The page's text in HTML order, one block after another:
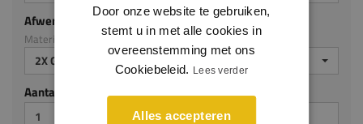
Afwerking
Materiaal: MDF v313
2X GEGROND
Aantal stuks
Door onze website te gebruiken,
stemt u in met alle cookies in
overeenstemming met ons
Cookiebeleid. Lees verder
Alles accepteren